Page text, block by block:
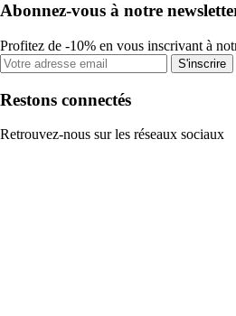
Abonnez-vous à notre
Profitez de -10% en vous inscrivant à
S'inscrire
Restons connectés
Retrouvez-nous sur les réseaux sociaux